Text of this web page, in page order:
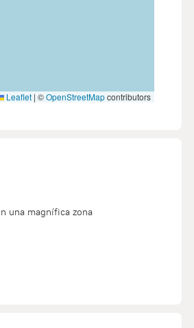
Leaflet | ©OpenStreetMapcontributors
una magnífica zona